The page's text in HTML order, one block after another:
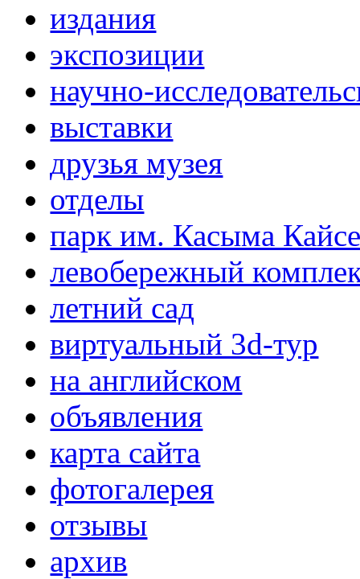
издания
экспозиции
научно-
выставки
друзья музея
отделы
парк им. Касыма
левобережный
летний сад
виртуальный 3d-тур
на английском
объявления
карта сайта
фотогалерея
отзывы
архив